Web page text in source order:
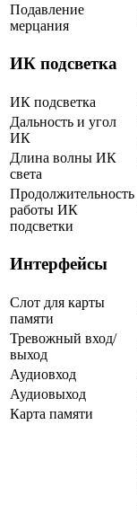
Подавление
мерцания
ИК подсветка
ИК подсветка
Дальность и угол
ИК
Длина волны ИК
света
Продолжительность
работы ИК
подсветки
Интерфейсы
Слот для карты
памяти
Тревожный вход/
выход
Аудиовход
Аудиовыход
Карта памяти